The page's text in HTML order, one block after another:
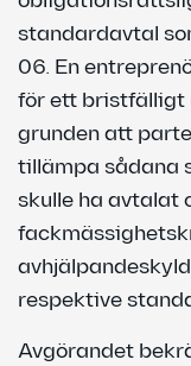
standardavtal
06. En
för ett bristfälligt
grunden att
tillämpa sådana
skulle ha avtalat
respektive
Avgörandet